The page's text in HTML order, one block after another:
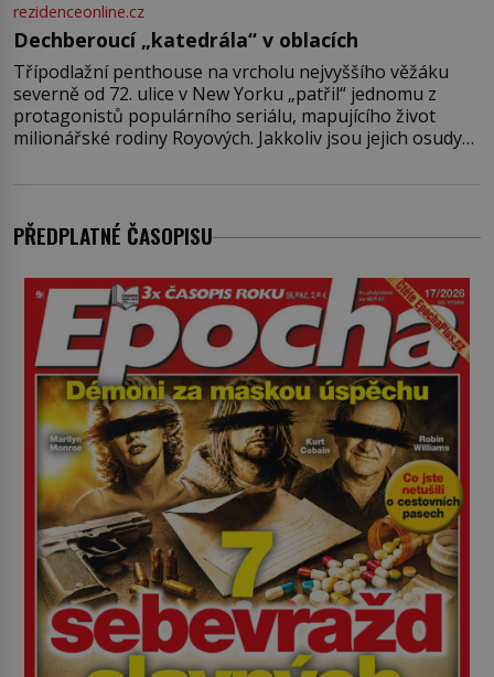
rezidenceonline.cz
Dechberoucí „katedrála“ v oblacích
Třípodlažní penthouse na vrcholu nejvyššího věžáku
severně od 72. ulice v New Yorku „patřil“ jednomu z
protagonistů populárního seriálu, mapujícího život
milionářské rodiny Royových. Jakkoliv jsou jejich osudy
jenom jednou z nemovitostí
PŘEDPLATNÉ ČASOPISU